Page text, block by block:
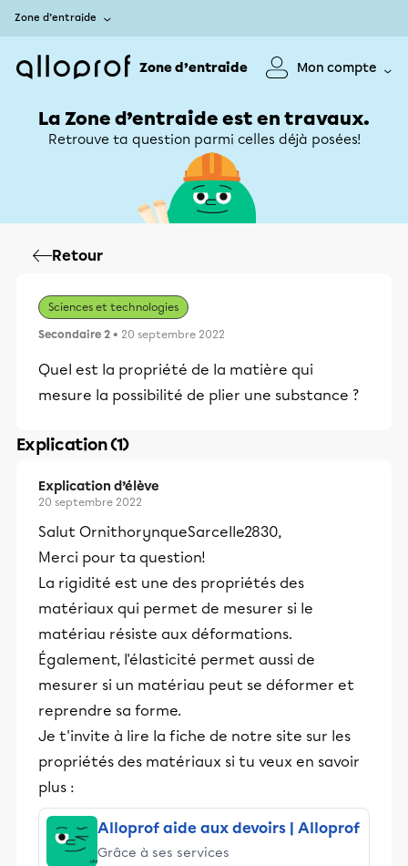
Zone d’entraide
Zone d’entraide Mon compte
La Zone d’entraide est en travaux.
Retrouve ta question parmi celles déjà posées!
Retour
Sciences et technologies
Secondaire 2 • 20 septembre 2022
Quel est la propriété de la matière qui
mesure la possibilité de plier une substance ?
Explication (1)
Explication d’élève
20 septembre 2022
Salut OrnithorynqueSarcelle2830,
Merci pour ta question!
La rigidité est une des propriétés des
matériaux qui permet de mesurer si le
matériau résiste aux déformations.
Également, l'élasticité permet aussi de
mesurer si un matériau peut se déformer et
reprendre sa forme.
Je t'invite à lire la fiche de notre site sur les
propriétés des matériaux si tu veux en savoir
plus :
Alloprof aide aux devoirs | Alloprof
Grâce à ses services